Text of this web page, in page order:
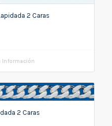
2 Caras
2 Caras